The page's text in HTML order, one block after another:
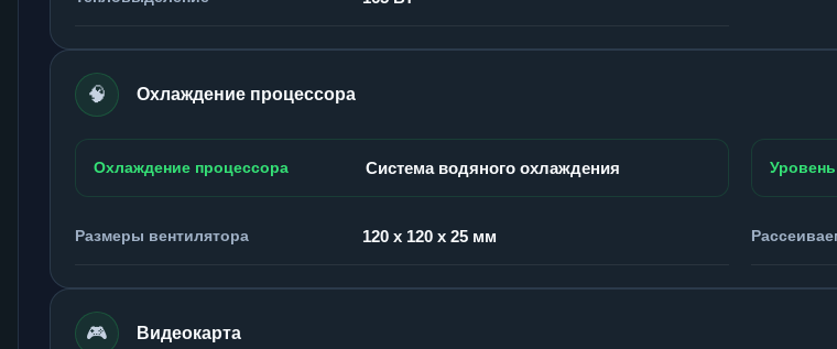
🧠 Охлаждение процессора
Охлаждение процессора Система водяного охлаждения
Размеры вентилятора 120 x 120 x 25 мм
🎮 Видеокарта